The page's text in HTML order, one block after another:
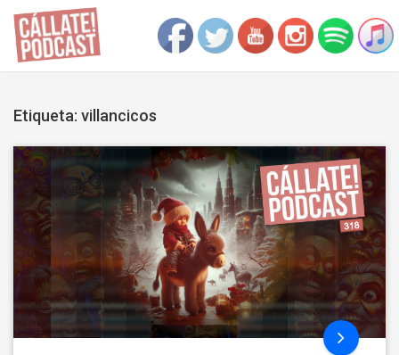
Etiqueta: villancicos